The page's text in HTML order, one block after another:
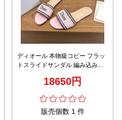
ディオール 本物級コピー フラッ
トスライドサンダル 編み込みロ
18650円
販売個数 1 件